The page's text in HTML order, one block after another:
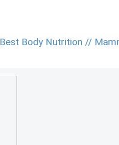
Best Body Nutrition //